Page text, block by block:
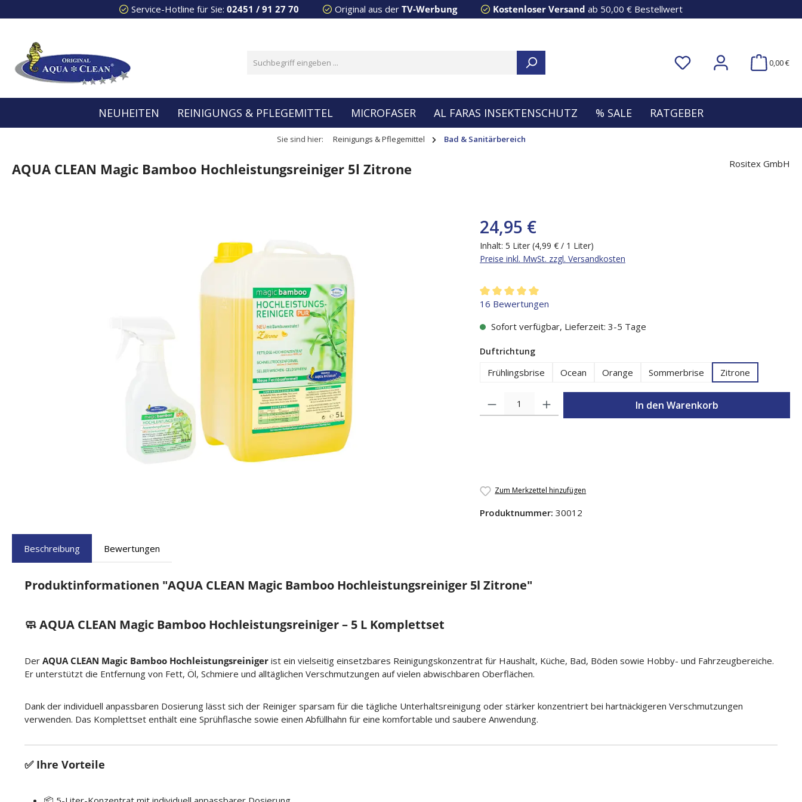
Zur Hauptnavigation springenService-Hotline für Sie: 02451 / 91 27 70 Original aus der TV-Werbung Kostenloser Versand ab 50,00 € Bestellwert
0,00 €
NEUHEITEN REINIGUNGS & PFLEGEMITTEL MICROFASER AL FARAS INSEKTENSCHUTZ % SALE RATGEBER
Sie sind hier: Reinigungs & Pflegemittel Bad & Sanitärbereich
AQUA CLEAN Magic Bamboo Hochleistungsreiniger 5l Zitrone Rositex GmbH
24,95 €
Inhalt: 5 Liter (4,99 € / 1 Liter)
Preise inkl. MwSt. zzgl. Versandkosten
Durchschnittliche Bewertung von 5 von 5 Sternen
16 Bewertungen
Sofort verfügbar, Lieferzeit: 3-5 Tage
Duftrichtungauswählen
Frühlingsbrise Ocean Orange Sommerbrise Zitrone
Produkt Anzahl: Gib den gewünschten Wert ein oder benutze die Schaltflächen
In den Warenkorb
Zum Merkzettel hinzufügen
Produktnummer: 30012
Beschreibung Bewertungen
Produktinformationen "AQUA CLEAN Magic Bamboo Hochleistungsreiniger 5l Zitrone"
🧼 AQUA CLEAN Magic Bamboo Hochleistungsreiniger – 5 L Komplettset
Der AQUA CLEAN Magic Bamboo Hochleistungsreiniger ist ein vielseitig einsetzbares Reinigungskonzentrat für Haushalt, Küche, Bad, Böden sowie Hobby- und Fahrzeugbereiche.
Er unterstützt die Entfernung von Fett, Öl, Schmiere und alltäglichen Verschmutzungen auf vielen abwischbaren Oberflächen.
Dank der individuell anpassbaren Dosierung lässt sich der Reiniger sparsam für die tägliche Unterhaltsreinigung oder stärker konzentriert bei hartnäckigeren Verschmutzungen
verwenden. Das Komplettset enthält eine Sprühflasche sowie einen Abfüllhahn für eine komfortable und saubere Anwendung.
✅ Ihre Vorteile